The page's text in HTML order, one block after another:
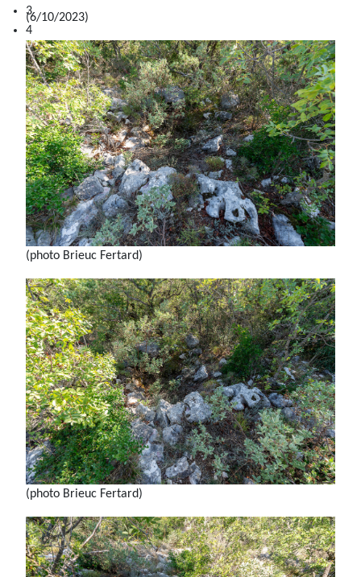
3
4
(6/10/2023)
(photo Brieuc Fertard)
(photo Brieuc Fertard)